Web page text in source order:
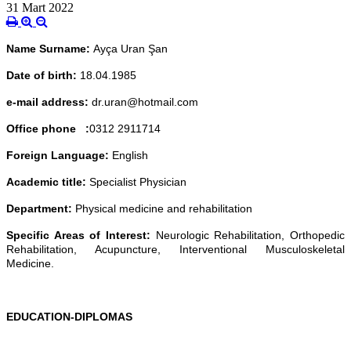
31 Mart 2022
Name Surname: Ayça Uran Şan
Date of birth: 18.04.1985
e-mail address: dr.uran@hotmail.com
Office phone :0312 2911714
Foreign Language: English
Academic title: Specialist Physician
Department: Physical medicine and rehabilitation
Specific Areas of Interest: Neurologic Rehabilitation, Orthopedic
Rehabilitation, Acupuncture, Interventional Musculoskeletal
Medicine.
EDUCATION-DIPLOMAS